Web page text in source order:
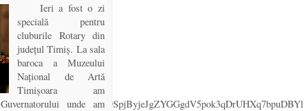
Ieri a fost o zi
specială pentru
cluburile Rotary din
județul Timiș. La sala
baroca a Muzeului
Național de Artă
Timișoara am
unde am